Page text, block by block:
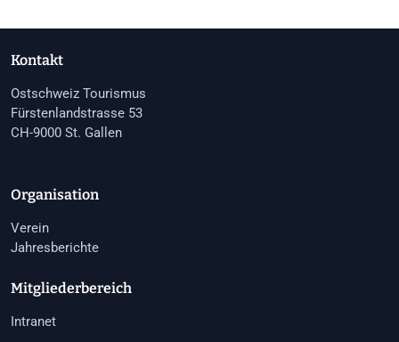
Kontakt
Ostschweiz Tourismus
Fürstenlandstrasse 53
CH-9000 St. Gallen
Organisation
Verein
Jahresberichte
Mitgliederbereich
Intranet